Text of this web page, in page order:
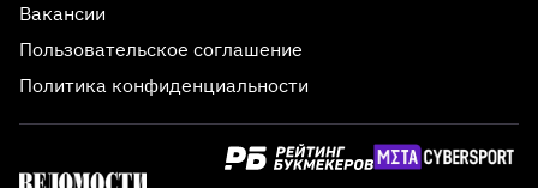
Вакансии
Пользовательское соглашение
Политика конфиденциальности